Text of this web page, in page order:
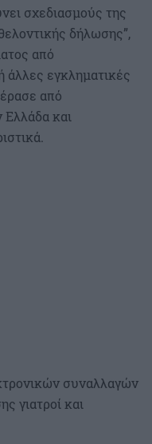
σχεδιασμούς της
δήλωσης”,
από
άλλες εγκληματικές
από
Ελλάδα και
συναλλαγών
γιατροί και